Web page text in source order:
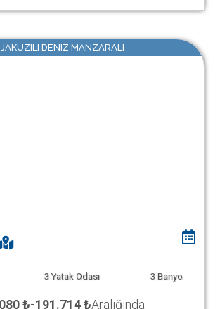
JAKUZILI DENIZ MANZARALI
3 Yatak Odası 3 Banyo
₺-191.714 ₺Aralığında